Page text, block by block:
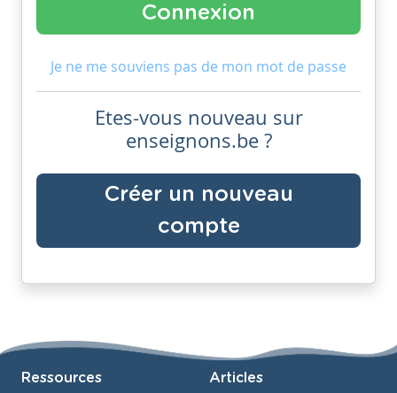
Je ne me souviens pas de mon mot de passe
Etes-vous nouveau sur
enseignons.be ?
Créer un nouveau
compte
Ressources Articles